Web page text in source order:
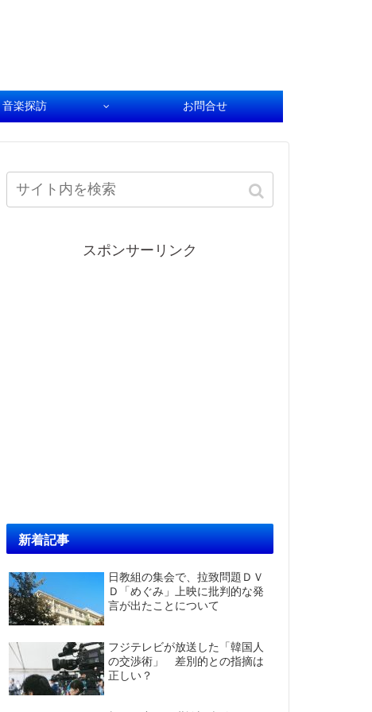
音楽探訪 お問合せ
スポンサーリンク
新着記事
日教組の集会で、拉致問題ＤＶ
Ｄ「めぐみ」上映に批判的な発
言が出たことについて
フジテレビが放送した「韓国人
の交渉術」 差別的との指摘は
正しい？